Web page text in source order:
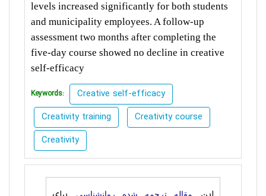
levels increased significantly for both students
and municipality employees. A follow-up
assessment two months after completing the
five-day course showed no decline in creative
self-efficacy
Keywords:
Creative self-efficacy
Creativity training
Creativity course
Creativity